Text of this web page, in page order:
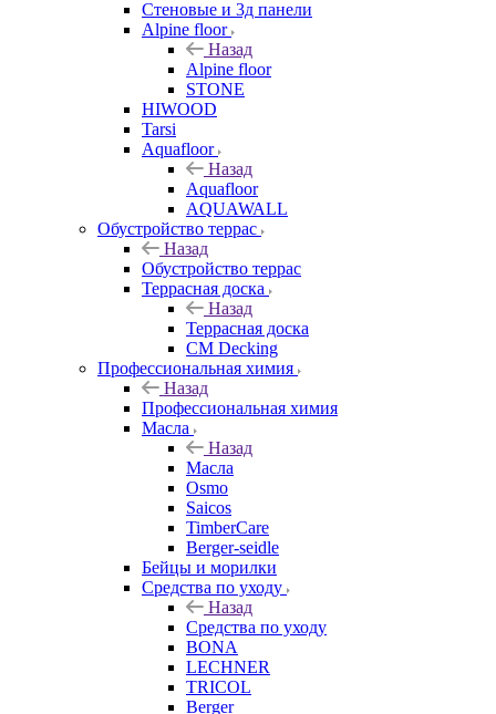
Стеновые и 3д панели
Alpine floor
Назад
Alpine floor
STONE
HIWOOD
Tarsi
Aquafloor
Назад
Aquafloor
AQUAWALL
Обустройство террас
Назад
Обустройство террас
Террасная доска
Назад
Террасная доска
CM Decking
Профессиональная химия
Назад
Профессиональная химия
Масла
Назад
Масла
Osmo
Saicos
TimberCare
Berger-seidle
Бейцы и морилки
Средства по уходу
Назад
Средства по уходу
BONA
LECHNER
TRICOL
Berger